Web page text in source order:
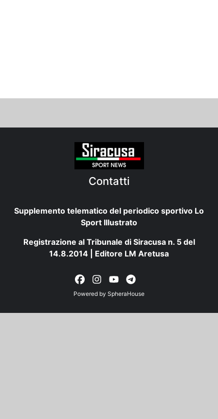
Contatti
Supplemento telematico del periodico sportivo Lo
Sport Illustrato
Registrazione al Tribunale di Siracusa n. 5 del
14.8.2014 | Editore LM Aretusa
Powered by SpheraHouse